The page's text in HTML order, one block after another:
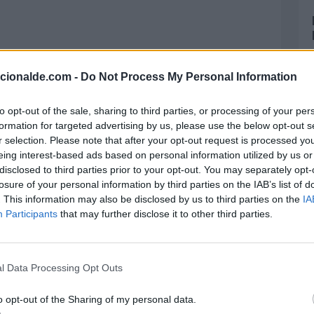
- Do Not Process My Personal Information
opt-out of the sale, sharing to third parties, or processing of your
for targeted advertising by us, please use the below opt-out
selection. Please note that after your opt-out request is processed
interest-based ads based on personal information utilized by us
to third parties prior to your opt-out. You may separately
of your personal information by third parties on the IAB’s list of
This information may also be disclosed by us to third parties on the
Participants that may further disclose it to other third parties.
Data Processing Opt Outs
opt-out of the Sharing of my personal data.
temprana edad, por lo que puede ser
por un especialista una vez que ha sido
es tratado de forma indebida, el daño
sea revisado antes de cumplir los cinco
patología se pueda con tiempo, aplicar